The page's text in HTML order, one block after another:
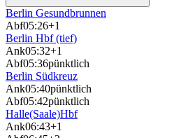
Berlin Gesundbrunnen
Abf05:26+1
Berlin Hbf (tief)
Ank05:32+1
Abf05:36pünktlich
Berlin Südkreuz
Ank05:40pünktlich
Abf05:42pünktlich
Halle(Saale)Hbf
Ank06:43+1